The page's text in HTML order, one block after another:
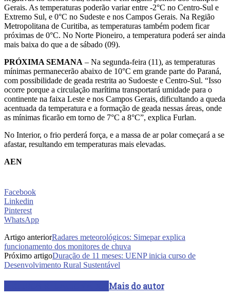
Gerais. As temperaturas poderão variar entre -2°C no Centro-Sul e
Extremo Sul, e 0°C no Sudeste e nos Campos Gerais. Na Região
Metropolitana de Curitiba, as temperaturas também podem ficar
próximas de 0°C. No Norte Pioneiro, a temperatura poderá ser ainda
mais baixa do que a de sábado (09).
PRÓXIMA SEMANA – Na segunda-feira (11), as temperaturas
mínimas permanecerão abaixo de 10°C em grande parte do Paraná,
com possibilidade de geada restrita ao Sudoeste e Centro-Sul. “Isso
ocorre porque a circulação marítima transportará umidade para o
continente na faixa Leste e nos Campos Gerais, dificultando a queda
acentuada da temperatura e a formação de geada nessas áreas, onde
as mínimas ficarão em torno de 7°C a 8°C”, explica Furlan.
No Interior, o frio perderá força, e a massa de ar polar começará a se
afastar, resultando em temperaturas mais elevadas.
AEN
Facebook
Linkedin
Pinterest
WhatsApp
Artigo anteriorRadares meteorológicos: Simepar explica
funcionamento dos monitores de chuva
Próximo artigoDuração de 11 meses: UENP inicia curso de
Desenvolvimento Rural Sustentável
Mais do autor